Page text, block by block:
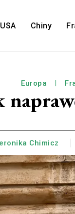
USA Chiny
Europa
Chimicz